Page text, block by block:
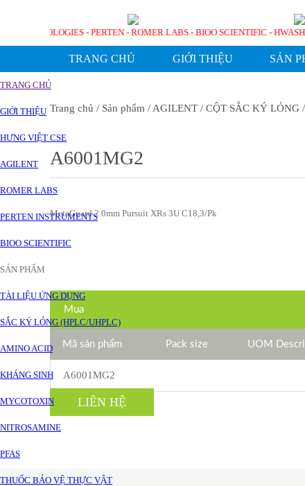
TECHNOLOGIES - PERTEN - ROMER LABS - BIOO SCIENTIFIC -
TRANG CHỦ GIỚI THIỆU SẢN
TRANG CHỦ
GIỚI THIỆU
HƯNG VIỆT CSE
AGILENT
ROMER LABS
PERTEN INSTRUMENTS
BIOO SCIENTIFIC
SẢN PHẨM
TÀI LIỆU ỨNG DỤNG
SẮC KÝ LỎNG (HPLC/UHPLC)
AMINO ACID
KHÁNG SINH
MYCOTOXIN
NITROSAMINE
PFAS
THUỐC BẢO VỆ THỰC VẬT
Trang chủ / Sản phẩm / AGILENT / CỘT SẮC KÝ LỎNG
A6001MG2
MetaGuard 2.0mm Pursuit XRs 3U C18,3/Pk
Mua
Mã sản phẩm Pack size UOM
A6001MG2
LIÊN HỆ